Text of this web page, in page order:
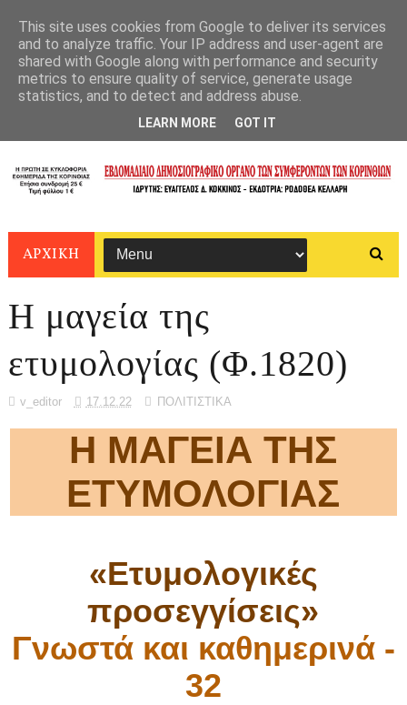
ΑΡΧΙΚΗ
Η μαγεία της
ετυμολογίας (Φ.1820)
v_editor 17.12.22 ΠΟΛΙΤΙΣΤΙΚΑ
Η ΜΑΓΕΙΑ ΤΗΣ
ΕΤΥΜΟΛΟΓΙΑΣ
«Ετυμολογικές
προσεγγίσεις»
Γνωστά και καθημερινά -
32
This site uses cookies from Google to deliver its services
and to analyze traffic. Your IP address and user-agent are
shared with Google along with performance and security
metrics to ensure quality of service, generate usage
statistics, and to detect and address abuse.
LEARN MORE GOT IT